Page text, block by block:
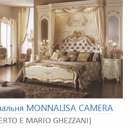
MONNALISA CAMERA
E MARIO GHEZZANI)